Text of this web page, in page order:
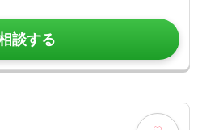
談する